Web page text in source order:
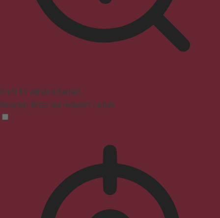
Profil für Anfallssicherheit
Beseitigt Blitze und reduziert Farben